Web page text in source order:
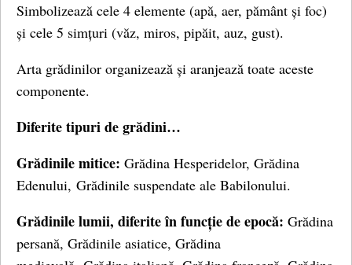
Simbolizează cele 4 elemente (apă, aer, pământ și foc)
și cele 5 simțuri (văz, miros, pipăit, auz, gust).
Arta grădinilor organizează și aranjează toate aceste
componente.
Diferite tipuri de grădini…
Grădinile mitice: Grădina Hesperidelor, Grădina
Edenului, Grădinile suspendate ale Babilonului.
Grădinile lumii, diferite în funcție de epocă: Grădina
persană, Grădinile asiatice, Grădina